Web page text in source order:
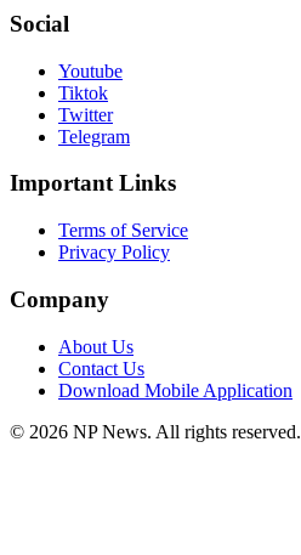
Social
Youtube
Tiktok
Twitter
Telegram
Important Links
Terms of Service
Privacy Policy
Company
About Us
Contact Us
Download Mobile Application
© 2026 NP News. All rights reserved.